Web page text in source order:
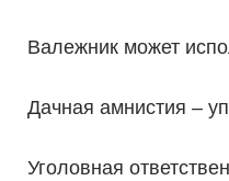
Валежник может
Дачная амнистия –
Уголовная